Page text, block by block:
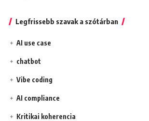
Legfrissebb szavak a szótárban
AI use case
chatbot
Vibe coding
AI compliance
Kritikai koherencia